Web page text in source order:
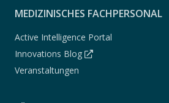
MEDIZINISCHES FACHPERSONAL
Active Intelligence Portal
Innovations Blog
Veranstaltungen